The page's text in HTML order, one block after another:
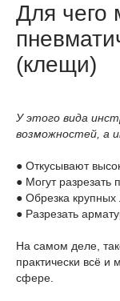
Для чего
(клещи)
У этого вида
возможностей, а
● Откусывают
● Могут разрезать
● Обрезка крупных
● Разрезать
На самом деле,
практически всё и
сфере.